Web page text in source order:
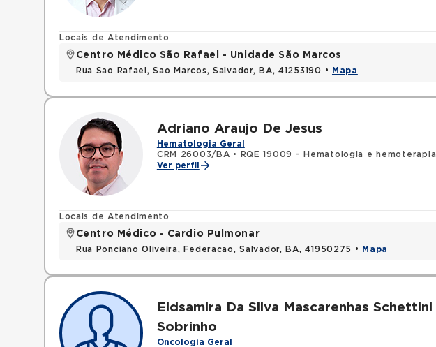
Locais de Atendimento
Centro Médico São Rafael - Unidade São Marcos
Rua Sao Rafael, Sao Marcos, Salvador, BA, 41253190 • Mapa
Adriano Araujo De Jesus
Hematologia Geral
CRM 26003/BA •
RQE 19009 - Hematologia e hemoterapia
Ver perfil
Locais de Atendimento
Centro Médico - Cardio Pulmonar
Rua Ponciano Oliveira, Federacao, Salvador, BA, 41950275 • Mapa
Eldsamira Da Silva Mascarenhas Schettini
Sobrinho
Oncologia Geral